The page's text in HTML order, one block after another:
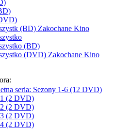
(BD) Zakochane Kino
(BD)
(DVD) Zakochane Kino
seria: Sezony 1-6 (12 DVD)
(2 DVD)
(2 DVD)
(2 DVD)
(2 DVD)